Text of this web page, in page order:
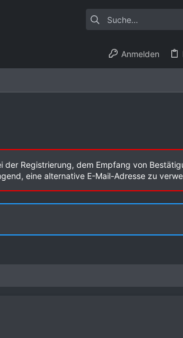
Anmelden
der Registrierung, dem Empfang von
eine alternative E-Mail-Adresse zu